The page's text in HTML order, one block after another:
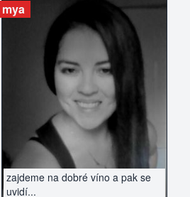
zajdeme na dobré víno a pak se
uvidí...
mya
ZOBRAZIT INZERÁT